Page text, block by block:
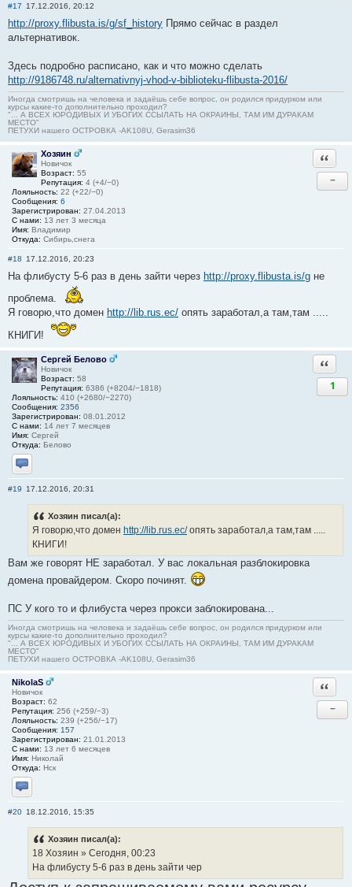
#17 17.12.2016, 20:12
http://proxy.flibusta.is/g/sf_history Прямо сейчас в раздел
альтернативок.
Здесь подробно расписано, как и что можно сделать
http://9186748.ru/alternativnyj-vhod-v-biblioteku-flibusta-2016/
Иногда смотришь на человека и задаёшь себе вопрос, он родился придурком или
курсы какие-то дополнительно проходил?
"... А ВСЕХ ЮРОДИВЫХ И УБОГИХ ССЫЛАТЬ НА ОКРАИНЫ, ТАМ ИМ ДУРАКАМ
МЕСТО"
ПЕТУХИ нашего ОСТРОВКА -AK108U, Gerasim36
Хозяин
Новичок
Возраст: 55
Репутация: 4 (+4/−0)
Лояльность: 22 (+22/−0)
Сообщения: 6
Зарегистрирован: 27.04.2013
С нами: 13 лет 3 месяца
Имя: Владимир
Откуда: Сибирь,снега
−
#18 17.12.2016, 20:23
На флибусту 5-6 раз в день зайти через http://proxy.flibusta.is/g не
проблема.
Я говорю,что домен http://lib.rus.ec/ опять заработал,а там,там .....
КНИГИ!
Сергей Белово
Новичок
Возраст: 58
Репутация: 6386 (+8204/−1818)
Лояльность: 410 (+2680/−2270)
Сообщения: 2356
Зарегистрирован: 08.01.2012
С нами: 14 лет 7 месяцев
Имя: Сергей
Откуда: Белово
Отправить личное сообщение
1
#19 17.12.2016, 20:31
Хозяин писал(а):
Я говорю,что домен http://lib.rus.ec/опять заработал,а там,там .....
КНИГИ!
Вам же говорят НЕ заработал. У вас локальная разблокировка
домена провайдером. Скоро починят.
ПС У кого то и флибуста через прокси заблокирована...
Иногда смотришь на человека и задаёшь себе вопрос, он родился придурком или
курсы какие-то дополнительно проходил?
"... А ВСЕХ ЮРОДИВЫХ И УБОГИХ ССЫЛАТЬ НА ОКРАИНЫ, ТАМ ИМ ДУРАКАМ
МЕСТО"
ПЕТУХИ нашего ОСТРОВКА -AK108U, Gerasim36
NikolaS
Новичок
Возраст: 62
Репутация: 256 (+259/−3)
Лояльность: 239 (+256/−17)
Сообщения: 157
Зарегистрирован: 21.01.2013
С нами: 13 лет 6 месяцев
Имя: Николай
Откуда: Нск
Отправить личное сообщение
−
#20 18.12.2016, 15:35
Хозяин писал(а):
18 Хозяин » Сегодня, 00:23
На флибусту 5-6 раз в день зайти чер